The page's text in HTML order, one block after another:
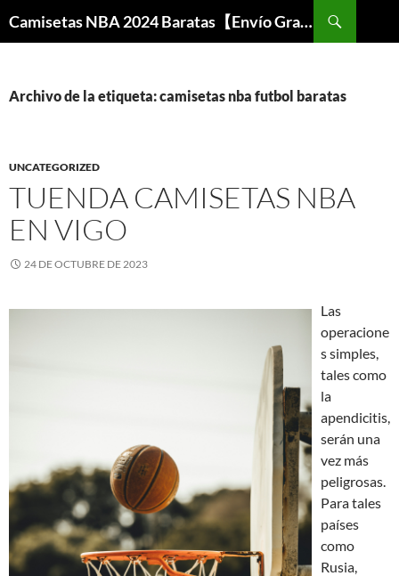
Camisetas NBA 2024 Baratas【Envío Gratis】
Archivo de la etiqueta: camisetas nba futbol baratas
UNCATEGORIZED
TUENDA CAMISETAS NBA
EN VIGO
24 DE OCTUBRE DE 2023
Las
operacione
s simples,
tales como
la
apendicitis,
serán una
vez más
peligrosas.
Para tales
países
como
Rusia,